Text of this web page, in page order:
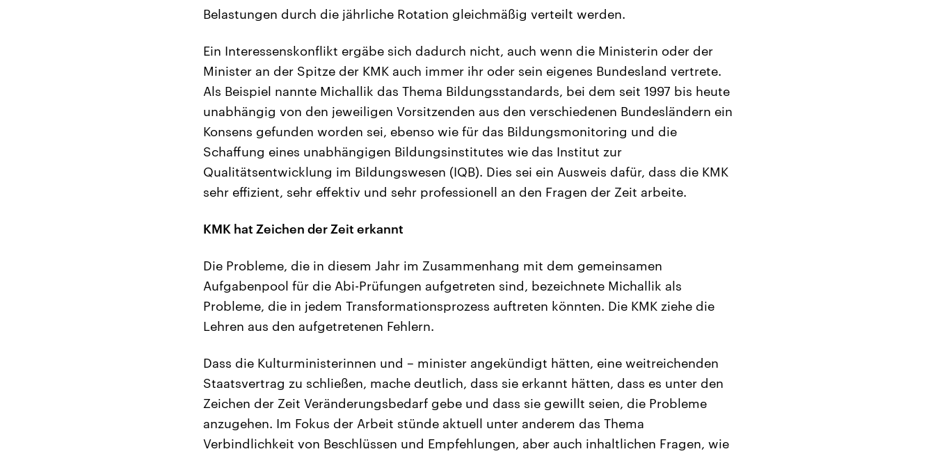
Belastungen durch die jährliche Rotation gleichmäßig verteilt werden.
Ein Interessenskonflikt ergäbe sich dadurch nicht, auch wenn die Ministerin oder der
Minister an der Spitze der KMK auch immer ihr oder sein eigenes Bundesland vertrete.
Als Beispiel nannte Michallik das Thema Bildungsstandards, bei dem seit 1997 bis heute
unabhängig von den jeweiligen Vorsitzenden aus den verschiedenen Bundesländern ein
Konsens gefunden worden sei, ebenso wie für das Bildungsmonitoring und die
Schaffung eines unabhängigen Bildungsinstitutes wie das Institut zur
Qualitätsentwicklung im Bildungswesen (IQB). Dies sei ein Ausweis dafür, dass die KMK
sehr effizient, sehr effektiv und sehr professionell an den Fragen der Zeit arbeite.
KMK hat Zeichen der Zeit erkannt
Die Probleme, die in diesem Jahr im Zusammenhang mit dem gemeinsamen
Aufgabenpool für die Abi-Prüfungen aufgetreten sind, bezeichnete Michallik als
Probleme, die in jedem Transformationsprozess auftreten könnten. Die KMK ziehe die
Lehren aus den aufgetretenen Fehlern.
Dass die Kulturministerinnen und – minister angekündigt hätten, eine weitreichenden
Staatsvertrag zu schließen, mache deutlich, dass sie erkannt hätten, dass es unter den
Zeichen der Zeit Veränderungsbedarf gebe und dass sie gewillt seien, die Probleme
anzugehen. Im Fokus der Arbeit stünde aktuell unter anderem das Thema
Verbindlichkeit von Beschlüssen und Empfehlungen, aber auch inhaltlichen Fragen, wie